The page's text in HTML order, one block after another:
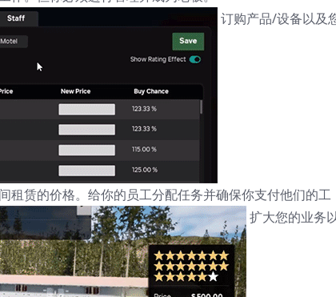
订购产品/设备以及
租赁的价格。给你的员工分配任务并确保你支付他们的工
扩大您的业务